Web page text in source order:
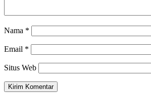
Nama *
Email *
Situs Web